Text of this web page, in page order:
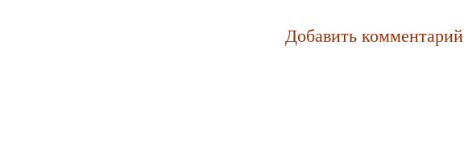
Добавить комментарий